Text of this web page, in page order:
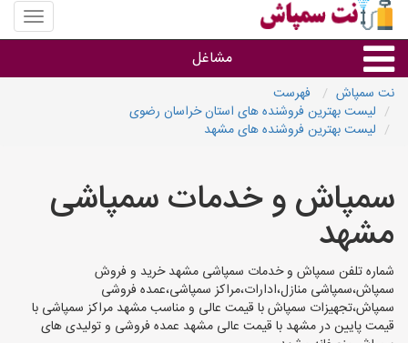
منوی
سایت
مشاغل
گروه ها
نت سمپاش
فهرست
لیست بهترین فروشنده های استان خراسان رضوی
لیست بهترین فروشنده های مشهد
سمپاش و خدمات سمپاشی
مشهد
شماره تلفن سمپاش و خدمات سمپاشی مشهد خرید و فروش
سمپاش،سمپاشی منازل،ادارات،مراکز سمپاشی،عمده فروشی
سمپاش،تجهیزات سمپاش با قیمت عالی و مناسب مشهد مراکز سمپاشی با
قیمت پایین در مشهد با قیمت عالی مشهد عمده فروشی و تولیدی های